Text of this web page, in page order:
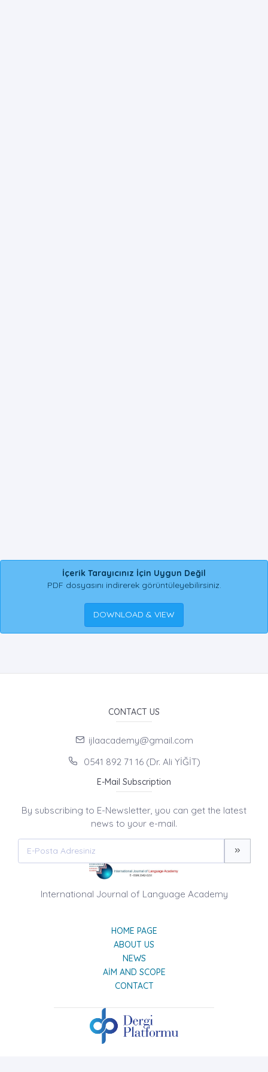
İçerik Tarayıcınız İçin Uygun Değil
PDF dosyasını indirerek görüntüleyebilirsiniz.
DOWNLOAD & VIEW
CONTACT US
ijlaacademy@gmail.com
0541 892 71 16 (Dr. Ali YİĞİT)
E-Mail Subscription
By subscribing to E-Newsletter, you can get the latest
news to your e-mail.
International Journal of Language Academy
HOME PAGE
ABOUT US
NEWS
AIM AND SCOPE
CONTACT